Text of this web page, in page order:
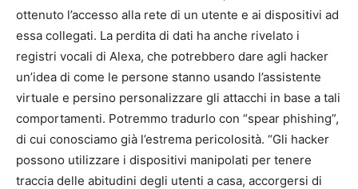
ottenuto l’accesso alla rete di un utente e ai dispositivi ad
essa collegati. La perdita di dati ha anche rivelato i
registri vocali di Alexa, che potrebbero dare agli hacker
un’idea di come le persone stanno usando l’assistente
virtuale e persino personalizzare gli attacchi in base a tali
comportamenti. Potremmo tradurlo con “spear phishing”,
di cui conosciamo già l’estrema pericolosità. “Gli hacker
possono utilizzare i dispositivi manipolati per tenere
traccia delle abitudini degli utenti a casa, accorgersi di